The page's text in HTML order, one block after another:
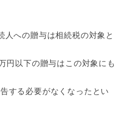
人への贈与は相続税の対象と
円以下の贈与はこの対象にも
する必要がなくなったとい